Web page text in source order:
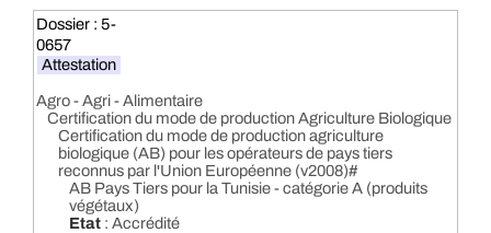
Dossier : 5-
0657
Attestation
Agro - Agri - Alimentaire
Certification du mode de production Agriculture Biologique
Certification du mode de production agriculture
biologique (AB) pour les opérateurs de pays tiers
reconnus par l'Union Européenne (v2008)#
AB Pays Tiers pour la Tunisie - catégorie A (produits
végétaux)
Etat : Accrédité